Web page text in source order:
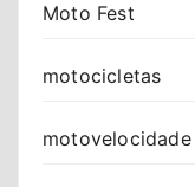
Moto Fest
motocicletas
motovelocidade